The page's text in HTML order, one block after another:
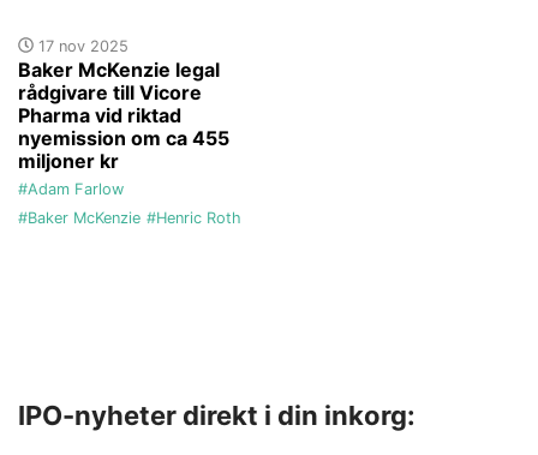
17 nov 2025
Baker McKenzie legal
rådgivare till Vicore
Pharma vid riktad
nyemission om ca 455
miljoner kr
#Adam Farlow
#Baker McKenzie #Henric Roth
IPO-nyheter direkt i din inkorg: